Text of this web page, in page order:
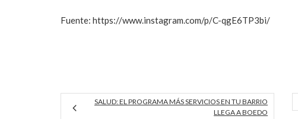
Fuente: https://www.instagram.com/p/C-qgE6TP3bi/
SALUD: EL PROGRAMA MÁS SERVICIOS EN TU BARRIO
LLEGA A BOEDO